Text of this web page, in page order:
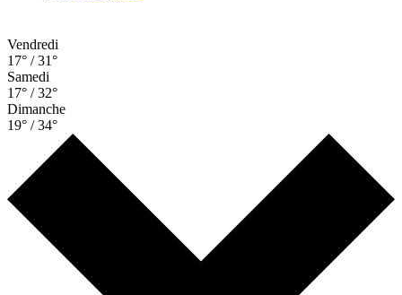
Vendredi
17° / 31°
Samedi
17° / 32°
Dimanche
19° / 34°